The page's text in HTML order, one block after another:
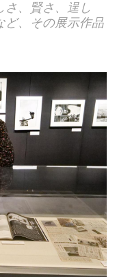
、賢さ、逞し
ど、その展示作品